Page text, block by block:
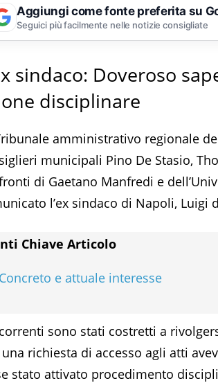
Aggiungi come fonte preferita su
Seguici più facilmente nelle notizie consigliate
sindaco: Doveroso
disciplinare
amministrativo regionale
municipali Pino De Stasio,
di Gaetano Manfredi e
l’ex sindaco di Napoli, Luigi
Chiave Articolo
Concreto e attuale interesse
sono stati costretti a
richiesta di accesso agli atti
stato attivato procedimento